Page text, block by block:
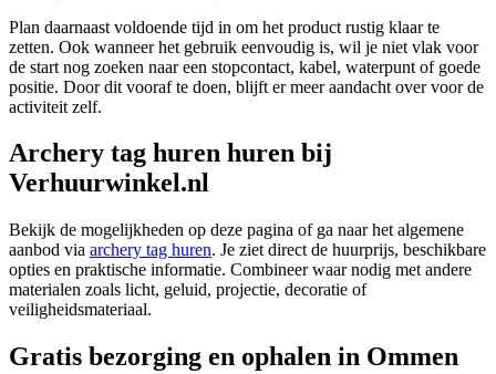
Plan daarnaast voldoende tijd in om het product rustig klaar te
zetten. Ook wanneer het gebruik eenvoudig is, wil je niet vlak voor
de start nog zoeken naar een stopcontact, kabel, waterpunt of goede
positie. Door dit vooraf te doen, blijft er meer aandacht over voor de
activiteit zelf.
Archery tag huren huren bij
Verhuurwinkel.nl
Bekijk de mogelijkheden op deze pagina of ga naar het algemene
aanbod via archery tag huren. Je ziet direct de huurprijs, beschikbare
opties en praktische informatie. Combineer waar nodig met andere
materialen zoals licht, geluid, projectie, decoratie of
veiligheidsmateriaal.
Gratis bezorging en ophalen in Ommen